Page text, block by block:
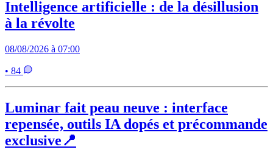
Intelligence artificielle : de la désillusion
à la révolte
08/08/2026 à 07:00
• 84
Luminar fait peau neuve : interface
repensée, outils IA dopés et précommande
exclusive📍